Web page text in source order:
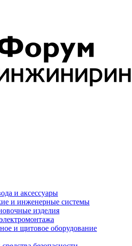
и аксессуары
и инженерные системы
изделия
и щитовое оборудование